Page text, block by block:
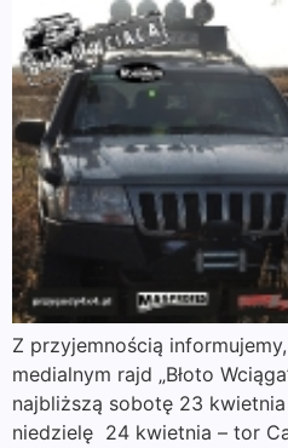
Z przyjemnością
medialnym rajd „Błoto
najbliższą sobotę 23
niedzielę 24 kwietnia – tor